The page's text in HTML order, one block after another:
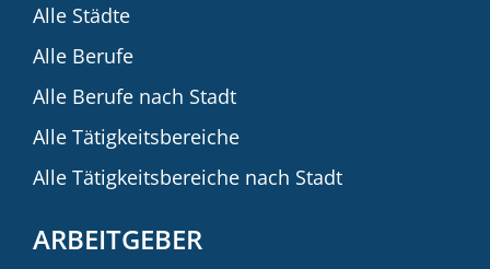
Alle Städte
Alle Berufe
Alle Berufe nach Stadt
Alle Tätigkeitsbereiche
Alle Tätigkeitsbereiche nach Stadt
ARBEITGEBER